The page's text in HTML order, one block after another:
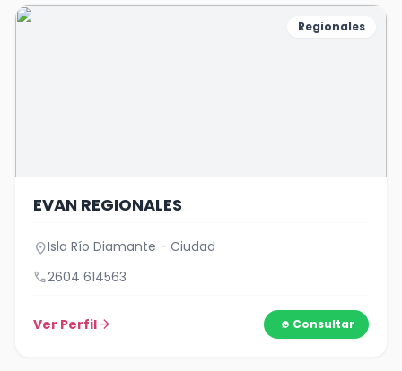
Regionales
EVAN REGIONALES
location_onIsla Río Diamante - Ciudad
call2604 614563
Ver Perfilarrow_forward Consultar